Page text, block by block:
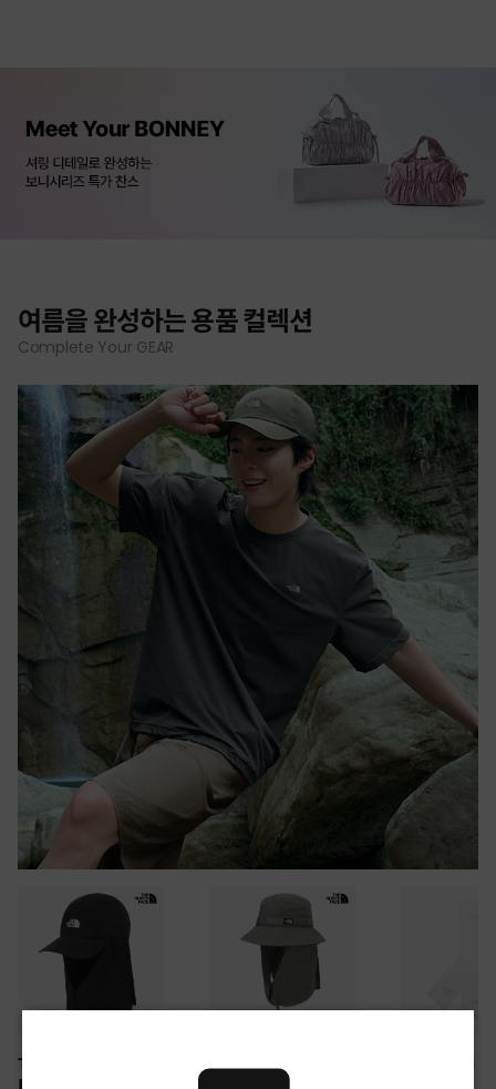
여름을 완성하는 용품 컬렉션
Complete Your GEAR
TNF LIGHT SHIELD
CAMP WEBBING
뉴질랜드 & 제주도 여행권 증정 찬스